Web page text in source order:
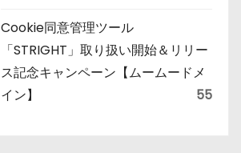
Cookie同意管理ツール
「STRIGHT」取り扱い開始＆リリー
ス記念キャンペーン【ムームードメ
イン】
55